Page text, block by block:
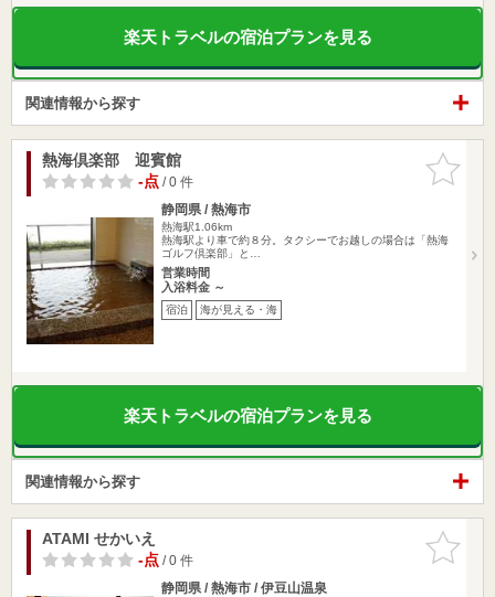
楽天トラベルの宿泊プランを見る
関連情報から探す
お気に入
りに追加
熱海倶楽部 迎賓館
-点/ 0 件
静岡県 / 熱海市
熱海駅1.06km
熱海駅より車で約８分。タクシーでお越しの場合は「熱海
ゴルフ倶楽部」と…
営業時間
入浴料金 ～
宿泊 海が見える・海
楽天トラベルの宿泊プランを見る
関連情報から探す
お気に入
りに追加
ATAMI せかいえ
-点/ 0 件
静岡県 / 熱海市 / 伊豆山温泉